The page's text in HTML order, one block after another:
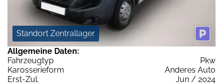
Standort Zentrallager
Allgemeine Daten:
Fahrzeugtyp
Pkw
Karosserieform
Anderes Auto
Erst-Zul.
Jun / 2024